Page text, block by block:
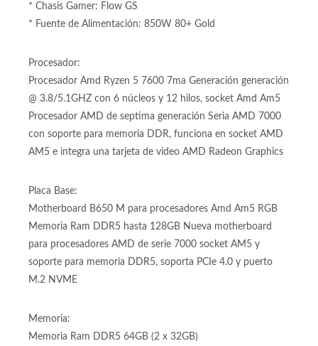
* Memoria: DDR5 64GB 2x32GB
* Almacenamiento: SSD 500GB M2
* Fuente de Alimentación: 850W 80+ Gold
Procesador:
Procesador Amd Ryzen 5 7600 7ma Generación generación
@ 3.8/5.1GHZ con 6 núcleos y 12 hilos, socket Amd Am5
Procesador AMD de septima generación Seria AMD 7000
AM5 e integra una tarjeta de video AMD Radeon Graphics
Placa Base:
Motherboard B650 M para procesadores Amd Am5 RGB
Memoria Ram DDR5 hasta 128GB Nueva motherboard
para procesadores AMD de serie 7000 socket AM5 y
M.2 NVME